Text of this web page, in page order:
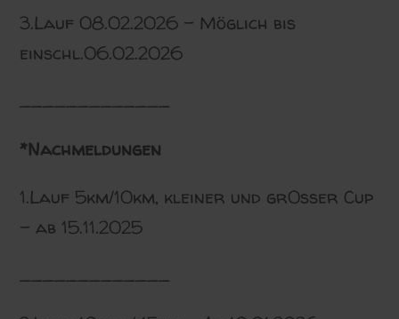
3.Lauf 08.02.2026 – Möglich bis
einschl.06.02.2026
_____________
*Nachmeldungen
1.Lauf 5km/10km, kleiner und gr0ßer Cup
– ab 15.11.2025
_____________